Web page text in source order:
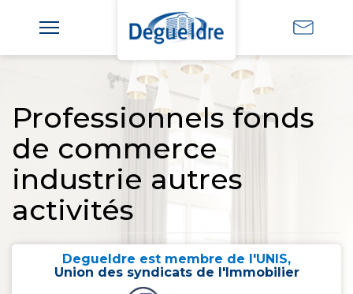
Professionnels fonds
de commerce
industrie autres
activités
Degueldre est membre de l'UNIS,
Union des syndicats de l'Immobilier